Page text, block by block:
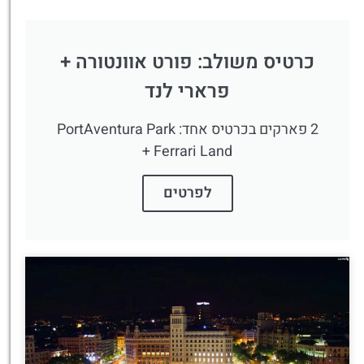
כרטיס משולב: פורט אוונטורה +
פרארי לנד
2 פארקים בכרטיס אחד: PortAventura Park
+ Ferrari Land
לפרטים